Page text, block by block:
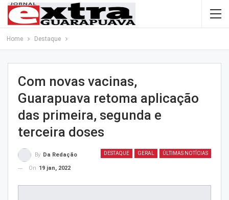
Home Destaque
Com novas vacinas,
Guarapuava retoma aplicação
das primeira, segunda e
terceira doses
DESTAQUE GERAL ÚLTIMAS NOTÍCIAS
By Da Redação
On 19 jan, 2022